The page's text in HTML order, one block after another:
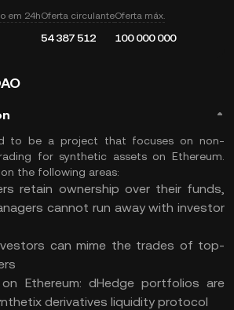
em 24hOferta circulante
54 387 512
Oferta máx.
100 000 000
to be a project that focuses on non-
for synthetic assets on Ethereum.
the following areas:
retain ownership over their funds,
cannot run away with investor
can mime the trades of top-
Ethereum: dHedge portfolios are
derivatives liquidity protocol